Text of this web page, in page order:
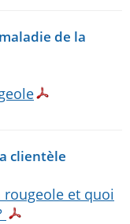
de la
clientèle
rougeole et quoi